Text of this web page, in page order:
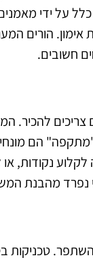
כלל על ידי
הורים
חשובים.
להכיר.
הם
נקודות,
נפרד מהבנת
טכניקות